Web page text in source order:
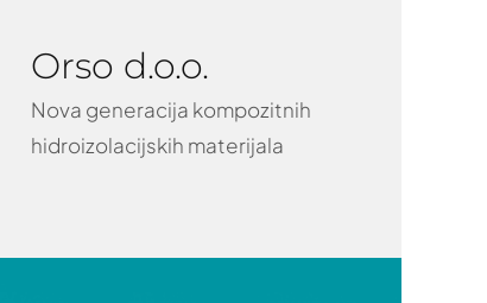
Orso d.o.o.
Nova generacija kompozitnih
hidroizolacijskih materijala